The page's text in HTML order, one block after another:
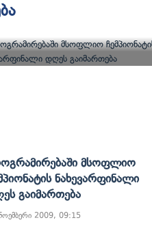
Მსოფლიო
Ნახევარფინალი
Გაიმართება
2009, 09:15